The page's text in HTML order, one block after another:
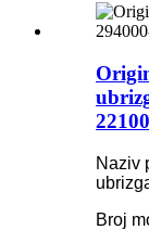
Naziv
Broj